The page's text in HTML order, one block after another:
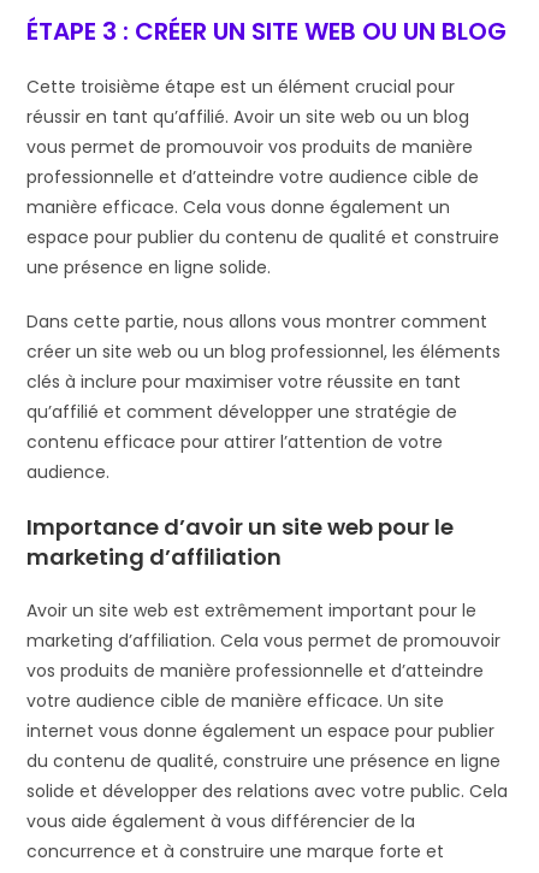
ÉTAPE 3 : CRÉER UN SITE WEB OU UN BLOG
Cette troisième étape est un élément crucial pour
réussir en tant qu’affilié. Avoir un site web ou un blog
vous permet de promouvoir vos produits de manière
professionnelle et d’atteindre votre audience cible de
manière efficace. Cela vous donne également un
espace pour publier du contenu de qualité et construire
une présence en ligne solide.
Dans cette partie, nous allons vous montrer comment
créer un site web ou un blog professionnel, les éléments
clés à inclure pour maximiser votre réussite en tant
qu’affilié et comment développer une stratégie de
contenu efficace pour attirer l’attention de votre
audience.
Importance d’avoir un site web pour le
marketing d’affiliation
Avoir un site web est extrêmement important pour le
marketing d’affiliation. Cela vous permet de promouvoir
vos produits de manière professionnelle et d’atteindre
votre audience cible de manière efficace. Un site
internet vous donne également un espace pour publier
du contenu de qualité, construire une présence en ligne
solide et développer des relations avec votre public. Cela
vous aide également à vous différencier de la
concurrence et à construire une marque forte et